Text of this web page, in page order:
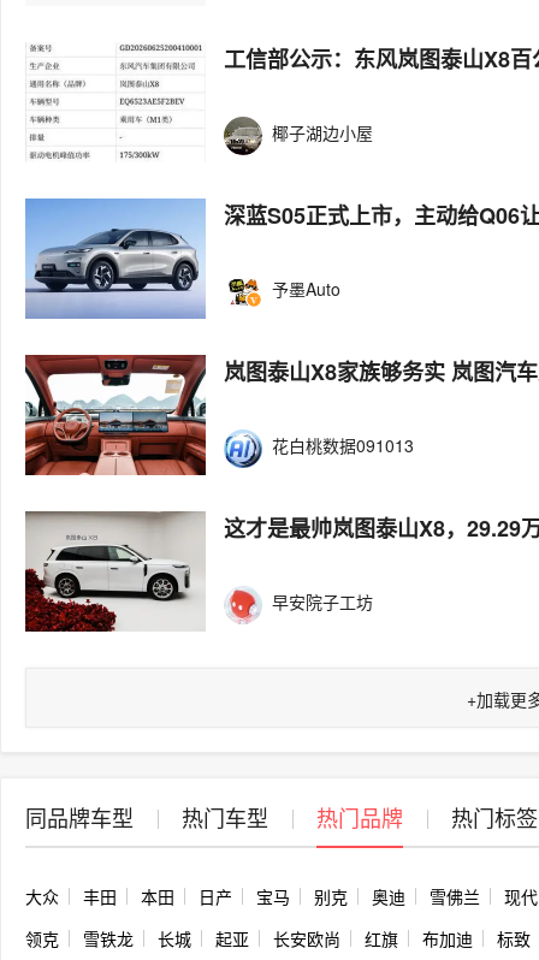
工信部公示：东风岚图泰山X8
椰子湖边小屋
深蓝S05正式上市，主动给Q06
予墨Auto
岚图泰山X8家族够务实 岚图汽
花白桃数据091013
这才是最帅岚图泰山X8，29.29
早安院子工坊
+加载更
同品牌车型 热门车型 热门品牌 热门标签
大众 丰田 本田 日产 宝马 别克 奥迪 雪佛兰
现代
领克
雪铁龙 长城 起亚 长安欧尚 红旗 布加迪 标致